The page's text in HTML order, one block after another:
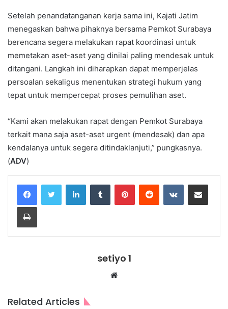
Setelah penandatanganan kerja sama ini, Kajati Jatim
menegaskan bahwa pihaknya bersama Pemkot Surabaya
berencana segera melakukan rapat koordinasi untuk
memetakan aset-aset yang dinilai paling mendesak untuk
ditangani. Langkah ini diharapkan dapat memperjelas
persoalan sekaligus menentukan strategi hukum yang
tepat untuk mempercepat proses pemulihan aset.
“Kami akan melakukan rapat dengan Pemkot Surabaya
terkait mana saja aset-aset urgent (mendesak) dan apa
kendalanya untuk segera ditindaklanjuti,” pungkasnya.
(ADV)
LinkedInTumblr PinterestReddit VKontakteShare via Email
Print
setiyo 1
Website
Related Articles